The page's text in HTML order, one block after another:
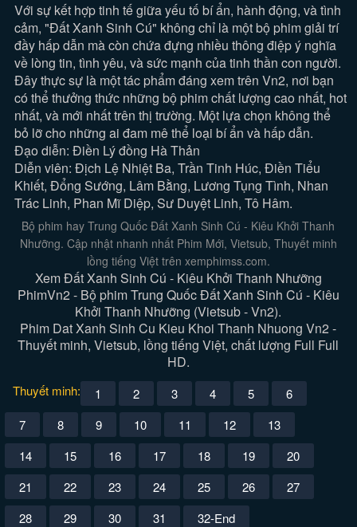
Với sự kết hợp tinh tế giữa yếu tố bí ẩn, hành động, và tình
cảm, "Đất Xanh Sinh Cú" không chỉ là một bộ phim giải trí
đầy hấp dẫn mà còn chứa đựng nhiều thông điệp ý nghĩa
về lòng tin, tình yêu, và sức mạnh của tinh thần con người.
Đây thực sự là một tác phẩm đáng xem trên Vn2, nơi bạn
có thể thưởng thức những bộ phim chất lượng cao nhất, hot
nhất, và mới nhất trên thị trường. Một lựa chọn không thể
bỏ lỡ cho những ai đam mê thể loại bí ẩn và hấp dẫn.
Đạo diễn: Điền Lý đồng Hà Thản
Diễn viên: Địch Lệ Nhiệt Ba, Trần Tinh Húc, Điền Tiểu
Khiết, Đổng Sướng, Lâm Bằng, Lương Tụng Tình, Nhan
Trác Linh, Phan Mĩ Diệp, Sư Duyệt Linh, Tô Hâm.
Bộ phim hay Trung Quốc Đất Xanh Sinh Cú - Kiêu Khởi Thanh
Nhưỡng. Cập nhật nhanh nhất Phim Mới, Vietsub, Thuyết minh
lồng tiếng Việt trên xemphimss.com.
Xem Đất Xanh Sinh Cú - Kiêu Khởi Thanh Nhưỡng
PhimVn2 - Bộ phim Trung Quốc Đất Xanh Sinh Cú - Kiêu
Khởi Thanh Nhưỡng (Vietsub - Vn2).
Phim Dat Xanh Sinh Cu Kieu Khoi Thanh Nhuong Vn2 -
Thuyết minh, Vietsub, lồng tiếng Việt, chất lượng Full Full
HD.
Thuyết minh: 1 2 3 4 5
6
7
8 9 10 11 12
13
14
15 16 17 18 19
20
21
22 23 24 25 26
27
28
29 30 31
32-End